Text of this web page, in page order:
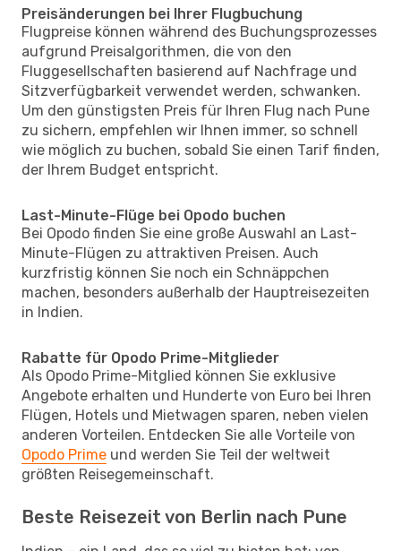
Preisänderungen bei Ihrer Flugbuchung
Flugpreise können während des Buchungsprozesses
aufgrund Preisalgorithmen, die von den
Fluggesellschaften basierend auf Nachfrage und
Sitzverfügbarkeit verwendet werden, schwanken.
Um den günstigsten Preis für Ihren Flug nach Pune
zu sichern, empfehlen wir Ihnen immer, so schnell
wie möglich zu buchen, sobald Sie einen Tarif finden,
der Ihrem Budget entspricht.
Last-Minute-Flüge bei Opodo buchen
Bei Opodo finden Sie eine große Auswahl an Last-
Minute-Flügen zu attraktiven Preisen. Auch
kurzfristig können Sie noch ein Schnäppchen
machen, besonders außerhalb der Hauptreisezeiten
in Indien.
Rabatte für Opodo Prime-Mitglieder
Als Opodo Prime-Mitglied können Sie exklusive
Angebote erhalten und Hunderte von Euro bei Ihren
Flügen, Hotels und Mietwagen sparen, neben vielen
anderen Vorteilen. Entdecken Sie alle Vorteile von
Opodo Prime und werden Sie Teil der weltweit
größten Reisegemeinschaft.
Beste Reisezeit von Berlin nach Pune